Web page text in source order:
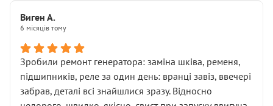
Виген А.
6 місяців тому
Зробили ремонт генератора: заміна шківа, ременя,
підшипників, реле за один день: вранці завіз, ввечері
забрав, деталі всі знайшлися зразу. Відносно